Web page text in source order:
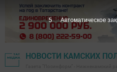
НОВОСТИ КАМСКИХ
4 Автоматическое